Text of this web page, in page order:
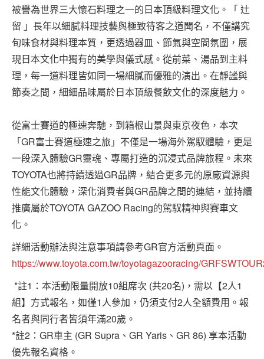
被譽為世界三大懷石料理之一的日本頂級料理文化。「 辻
留 」長年以細膩料理技藝與極致待客之道聞名，不僅講究
旬味食材與料理本質，更透過器皿、節氣與空間氛圍，展
現日本文化中獨有的美學與儀式感。從前菜、湯品到主料
理，每一道料理皆如同一場細膩而優雅的演出。在靜謐與
節奏之間，細細品味屬於日本頂級餐飲文化的深度魅力。
從富士賽道的極速奔馳，到箱根山景與東京夜色，本次
「GR富士賽道極速之旅」不僅是一場海外駕馭體驗，更是
一段深入體驗GR靈魂、專屬打造的沉浸式品牌旅程。未來
TOYOTA也將持續透過GR品牌，結合更多元的原廠資源與
性能文化體驗，深化消費者與GR品牌之間的連結，並持續
推廣屬於TOYOTA GAZOO Racing的駕馭精神與賽車文
化。
詳細活動辦法與注意事項請參考GR官方活動頁面。
https://www.toyota.com.tw/toyotagazooracing/
*註1：本活動限量開放10組席次 (共20名)，需以【2人1
組】方式報名，如僅1人參加，仍須支付2人全額費用。報
名者與同行者皆須年滿20歲。
*註2：GR車主 (GR Supra、GR Yaris、GR 86) 享本活動
優先報名資格。